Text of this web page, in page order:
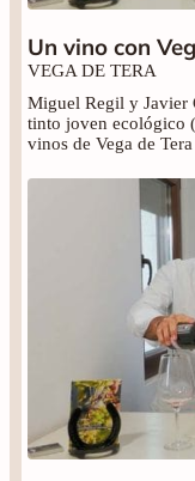
Un vino con
VEGA DE TERA
Miguel Regil y Javier
tinto joven ecológico
vinos de Vega de